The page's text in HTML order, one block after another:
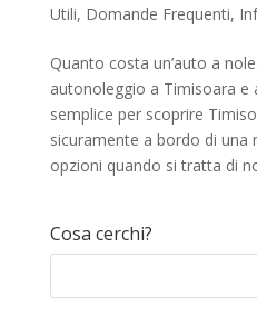
Utili, Domande Frequenti,
Quanto costa un’auto a
autonoleggio a Timisoara e
semplice per scoprire
sicuramente a bordo di una
opzioni quando si tratta di
Cosa cerchi?